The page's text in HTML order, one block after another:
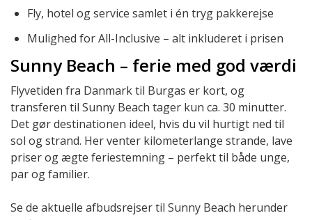
Fly, hotel og service samlet i én tryg pakkerejse
Mulighed for All-Inclusive – alt inkluderet i prisen
Sunny Beach – ferie med god værdi
Flyvetiden fra Danmark til Burgas er kort, og
transferen til Sunny Beach tager kun ca. 30 minutter.
Det gør destinationen ideel, hvis du vil hurtigt ned til
sol og strand. Her venter kilometerlange strande, lave
priser og ægte feriestemning – perfekt til både unge,
par og familier.
Se de aktuelle afbudsrejser til Sunny Beach herunder